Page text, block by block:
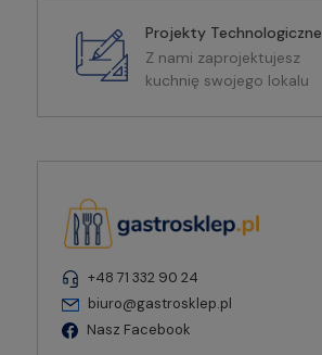
Projekty Technologiczne
Z nami zaprojektujesz
kuchnię swojego lokalu
+48 71 332 90 24
biuro@gastrosklep.pl
Nasz Facebook